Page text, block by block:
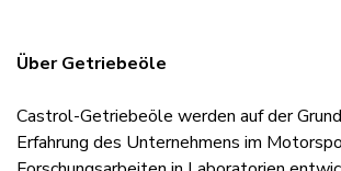
Über Getriebeöle
Castrol-Getriebeöle werden auf der
Erfahrung des Unternehmens im